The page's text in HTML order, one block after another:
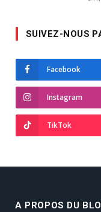
SUIVEZ-NOUS
Facebook
Instagram
TikTok
A PROPOS DU